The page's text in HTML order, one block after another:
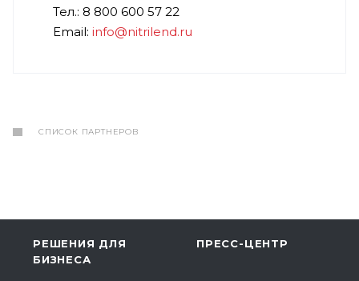
Тел.: 8 800 600 57 22
Email: info@nitrilend.ru
СПИСОК ПАРТНЕРОВ
РЕШЕНИЯ ДЛЯ
БИЗНЕСА
ПРЕСС-ЦЕНТР